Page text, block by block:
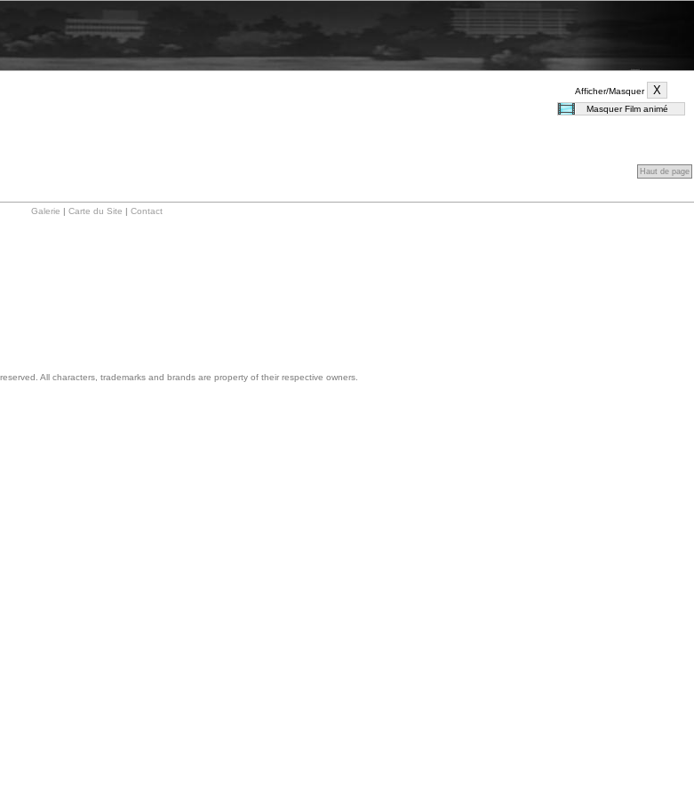
Afficher/Masquer
Haut de page
Galerie Carte du Site Contact
reserved. All characters, trademarks and brands are property of their respective owners.